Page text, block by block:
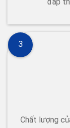
Chất lượng
3